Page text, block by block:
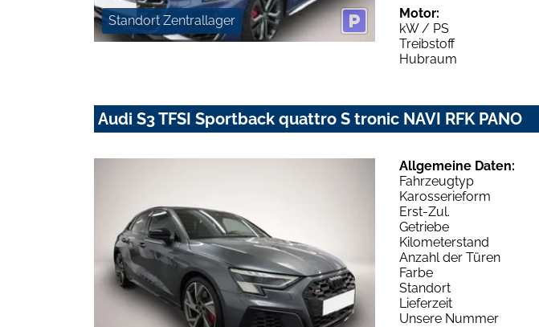
Standort Zentrallager
Motor:
kW / PS
Treibstoff
Hubraum
Audi S3 TFSI Sportback quattro S tronic NAVI RFK PANO
Allgemeine Daten:
Fahrzeugtyp
Karosserieform
Erst-Zul.
Getriebe
Kilometerstand
Anzahl der Türen
Farbe
Standort
Lieferzeit
Unsere Nummer